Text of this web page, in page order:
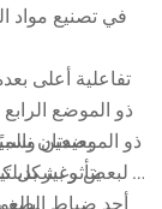
البعض وغير